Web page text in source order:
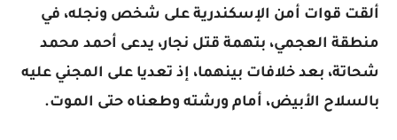
ألقت قوات أمن الإسكندرية على شخص ونجله، في
منطقة العجمي، بتهمة قتل نجار، يدعى أحمد محمد
شحاتة، بعد خلافات بينهما، إذ تعديا على المجني عليه
بالسلاح الأبيض، أمام ورشته وطعناه حتى الموت.